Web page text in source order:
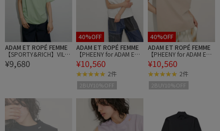
ADAM ET ROPÉ FEMME
【SPORTY&RICH】VILLA
T SHIRT
¥9,680
40%OFF
ADAM ET ROPÉ FEMME
【PHEENY for ADAM ET
ROPE'】Organic Cotton
N/S
¥10,560
2件
2BUY10%OFF
40%OFF
ADAM ET ROPÉ FEMME
【PHEENY for ADAM ET
ROPE'】Organic Cotton
N/S
¥10,560
2件
2BUY10%OFF